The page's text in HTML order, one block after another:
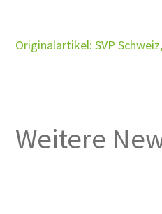
Originalartikel: SVP
Weitere